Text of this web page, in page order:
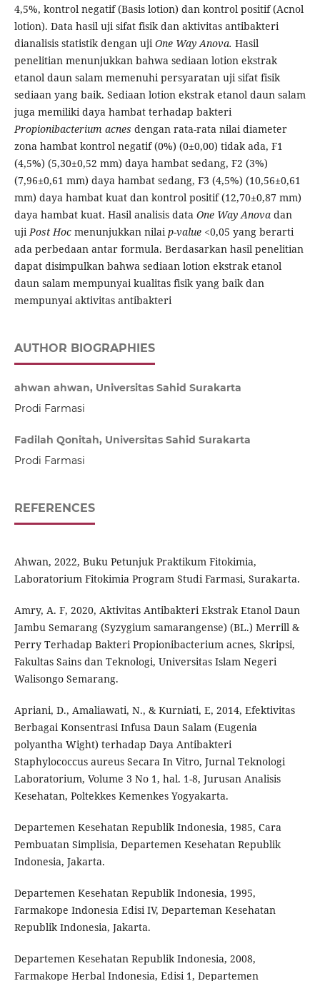
4,5%, kontrol negatif (Basis lotion) dan kontrol positif (Acnol
lotion). Data hasil uji sifat fisik dan aktivitas antibakteri
dianalisis statistik dengan ujiOne Way Anova. Hasil
penelitian menunjukkan bahwa sediaan lotion ekstrak
etanol daun salam memenuhi persyaratan uji sifat fisik
sediaan yang baik. Sediaan lotion ekstrak etanol daun salam
juga memiliki daya hambat terhadap bakteri
Propionibacterium acnes dengan rata-rata nilai diameter
zona hambat kontrol negatif (0%) (0±0,00) tidak ada, F1
(4,5%) (5,30±0,52 mm) daya hambat sedang, F2 (3%)
(7,96±0,61 mm) daya hambat sedang, F3 (4,5%) (10,56±0,61
mm) daya hambat kuat dan kontrol positif (12,70±0,87 mm)
daya hambat kuat. Hasil analisis data One Way Anovadan
ujiPost Hocmenunjukkan nilaip-value<0,05 yang berarti
ada perbedaan antar formula. Berdasarkan hasil penelitian
dapat disimpulkan bahwa sediaan lotion ekstrak etanol
daun salam mempunyai kualitas fisik yang baik dan
mempunyai aktivitas antibakteri
AUTHOR BIOGRAPHIES
ahwan ahwan, Universitas Sahid Surakarta
Prodi Farmasi
Fadilah Qonitah, Universitas Sahid Surakarta
Prodi Farmasi
REFERENCES
Ahwan, 2022, Buku Petunjuk Praktikum Fitokimia,
Laboratorium Fitokimia Program Studi Farmasi, Surakarta.
Amry, A. F, 2020, Aktivitas Antibakteri Ekstrak Etanol Daun
Jambu Semarang (Syzygium samarangense) (BL.) Merrill &
Perry Terhadap Bakteri Propionibacterium acnes, Skripsi,
Fakultas Sains dan Teknologi, Universitas Islam Negeri
Walisongo Semarang.
Apriani, D., Amaliawati, N., & Kurniati, E, 2014, Efektivitas
Berbagai Konsentrasi Infusa Daun Salam (Eugenia
polyantha Wight) terhadap Daya Antibakteri
Staphylococcus aureus Secara In Vitro, Jurnal Teknologi
Laboratorium, Volume 3 No 1, hal. 1-8, Jurusan Analisis
Kesehatan, Poltekkes Kemenkes Yogyakarta.
Departemen Kesehatan Republik Indonesia, 1985, Cara
Pembuatan Simplisia, Departemen Kesehatan Republik
Indonesia, Jakarta.
Departemen Kesehatan Republik Indonesia, 1995,
Farmakope Indonesia Edisi IV, Departeman Kesehatan
Republik Indonesia, Jakarta.
Departemen Kesehatan Republik Indonesia, 2008,
Farmakope Herbal Indonesia, Edisi 1, Departemen